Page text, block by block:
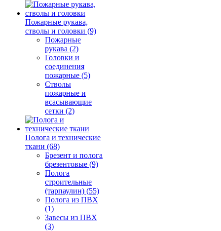
Пожарные рукава,
стволы и головки (9)
Пожарные
рукава (2)
Головки и
соединения
пожарные (5)
Стволы
пожарные и
всасывающие
сетки (2)
Полога и технические
ткани (68)
Брезент и полога
брезентовые (9)
Полога
строительные
(тарпаулин) (55)
Полога из ПВХ
(1)
Завесы из ПВХ
(3)